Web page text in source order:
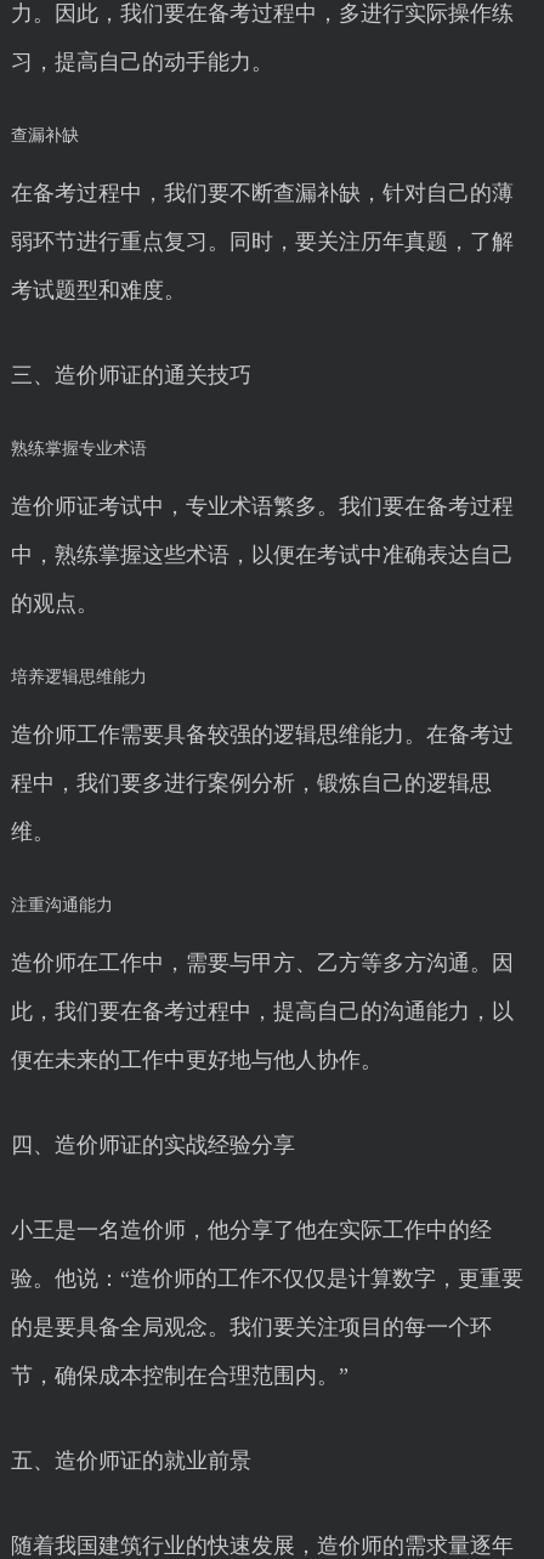
力。因此，我们要在备考过程中，多进行实际操作练
习，提高自己的动手能力。
查漏补缺
在备考过程中，我们要不断查漏补缺，针对自己的薄
弱环节进行重点复习。同时，要关注历年真题，了解
考试题型和难度。
三、造价师证的通关技巧
熟练掌握专业术语
造价师证考试中，专业术语繁多。我们要在备考过程
中，熟练掌握这些术语，以便在考试中准确表达自己
的观点。
培养逻辑思维能力
造价师工作需要具备较强的逻辑思维能力。在备考过
程中，我们要多进行案例分析，锻炼自己的逻辑思
维。
注重沟通能力
造价师在工作中，需要与甲方、乙方等多方沟通。因
此，我们要在备考过程中，提高自己的沟通能力，以
便在未来的工作中更好地与他人协作。
四、造价师证的实战经验分享
小王是一名造价师，他分享了他在实际工作中的经
验。他说：“造价师的工作不仅仅是计算数字，更重要
的是要具备全局观念。我们要关注项目的每一个环
节，确保成本控制在合理范围内。”
五、造价师证的就业前景
随着我国建筑行业的快速发展，造价师的需求量逐年